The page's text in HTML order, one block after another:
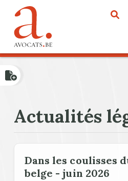
Aller au contenu principal
Actualités
Dans les coulisses
belge - juin 2026